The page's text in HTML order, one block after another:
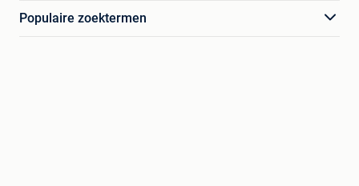
Populaire zoektermen